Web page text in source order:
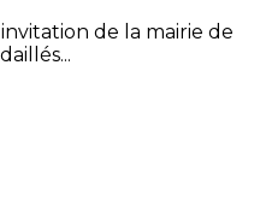
de la mairie de